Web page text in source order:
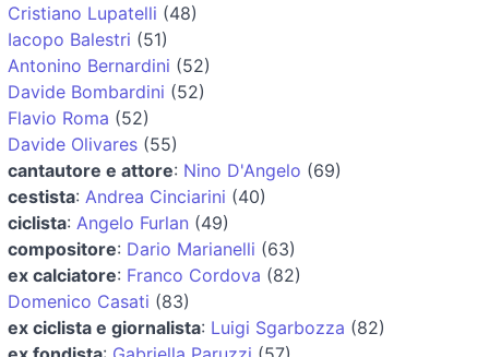
Cristiano Lupatelli (48)
Iacopo Balestri (51)
Antonino Bernardini (52)
Davide Bombardini (52)
Flavio Roma (52)
Davide Olivares (55)
cantautore e attore: Nino D'Angelo (69)
cestista: Andrea Cinciarini (40)
ciclista: Angelo Furlan (49)
compositore: Dario Marianelli (63)
ex calciatore: Franco Cordova (82)
Domenico Casati (83)
ex ciclista e giornalista: Luigi Sgarbozza (82)